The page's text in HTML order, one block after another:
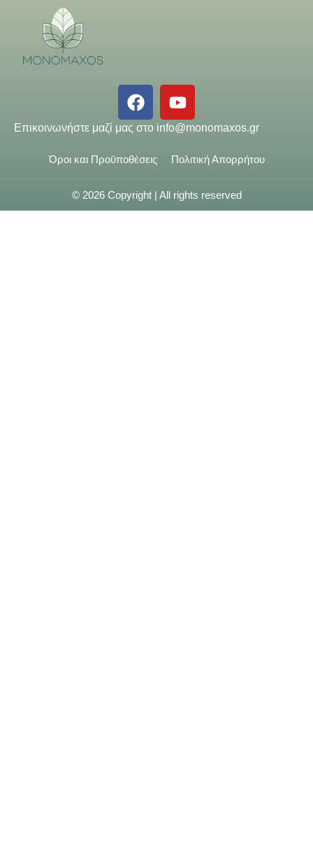
Επικοινωνήστε μαζί μας στο info@monomaxos.gr
Όροι και Προϋποθέσεις Πολιτική Απορρήτου
© 2026 Copyright | All rights reserved